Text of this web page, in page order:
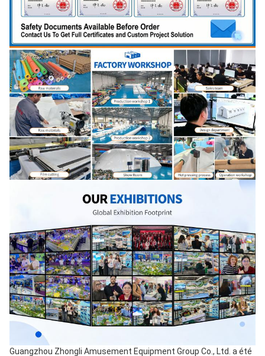
Guangzhou Zhongli Amusement Equipment Group Co., Ltd. a été